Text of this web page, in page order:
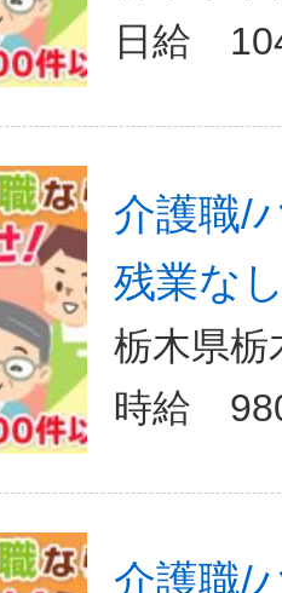
日給
介護職/
残業な
栃木県栃
介護職/